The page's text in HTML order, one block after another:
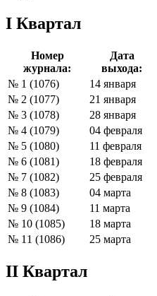
I Квартал
Номер
журнала:
Дата
выхода:
№ 1 (1076)
14 января
№ 2 (1077)
21 января
№ 3 (1078)
28 января
№ 4 (1079)
04 февраля
№ 5 (1080)
11 февраля
№ 6 (1081)
18 февраля
№ 7 (1082)
25 февраля
№ 8 (1083)
04 марта
№ 9 (1084)
11 марта
№ 10 (1085)
18 марта
№ 11 (1086)
25 марта
II Квартал